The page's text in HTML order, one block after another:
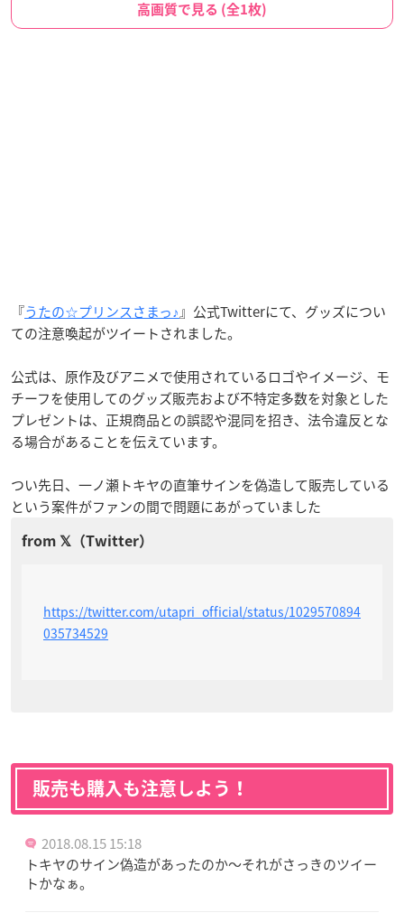
高画質で見る (全1枚)
『うたの☆プリンスさまっ♪』公式Twitterにて、グッズについ
ての注意喚起がツイートされました。
公式は、原作及びアニメで使用されているロゴやイメージ、モ
チーフを使用してのグッズ販売および不特定多数を対象とした
プレゼントは、正規商品との誤認や混同を招き、法令違反とな
る場合があることを伝えています。
つい先日、一ノ瀬トキヤの直筆サインを偽造して販売している
という案件がファンの間で問題にあがっていました
https://twitter.com/utapri_official/status/1029570894
035734529
販売も購入も注意しよう！
2018.08.15 15:18
トキヤのサイン偽造があったのか〜それがさっきのツイー
トかなぁ。